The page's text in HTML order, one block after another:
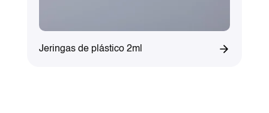
Jeringas de plástico 2ml